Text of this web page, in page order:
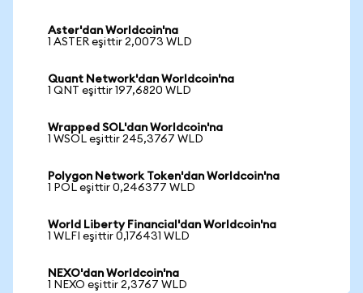
Aster'dan Worldcoin'na
1 ASTER eşittir 2,0073 WLD
Quant Network'dan Worldcoin'na
1 QNT eşittir 197,6820 WLD
Wrapped SOL'dan Worldcoin'na
1 WSOL eşittir 245,3767 WLD
Polygon Network Token'dan Worldcoin'na
1 POL eşittir 0,246377 WLD
World Liberty Financial'dan Worldcoin'na
1 WLFI eşittir 0,176431 WLD
NEXO'dan Worldcoin'na
1 NEXO eşittir 2,3767 WLD